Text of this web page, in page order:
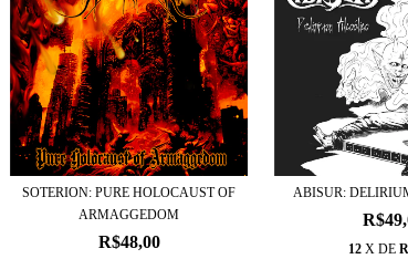
SOTERION: PURE HOLOCAUST OF
ARMAGGEDOM
R$48,00
ABISUR:
12 X DE